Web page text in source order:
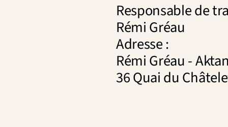
Responsable de
Rémi Gréau
Adresse :
Rémi Gréau -
36 Quai du